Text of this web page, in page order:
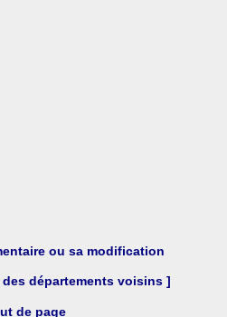
ou sa modification
départements voisins ]
de page